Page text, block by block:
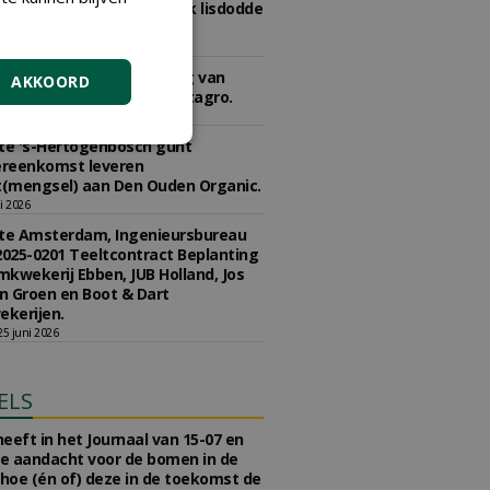
0290 concessie kweek lisdodde
Den Haag gunt levering van
en meststoffen aan Vitagro.
's-Hertogenbosch gunt
leveren
aan Den Ouden Organic.
2026
Amsterdam, Ingenieursbureau
0201 Teeltcontract Beplanting
Ebben, JUB Holland, Jos
Groen en Boot & Dart
juni 2026
in het Journaal van 15-07 en
aandacht voor de bomen in de
(én of) deze in de toekomst de
AKKOORD